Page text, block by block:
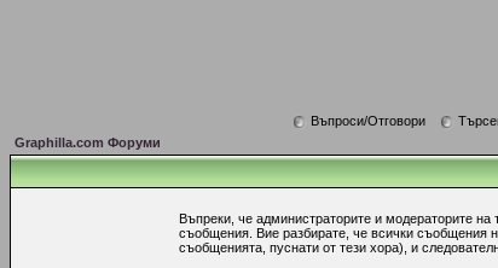
Въпроси/Отговори
Graphilla.com Форуми
Въпреки, че администраторите и модераторите
съобщения. Вие разбирате, че всички съобщения
съобщенията, пуснати от тези хора), и